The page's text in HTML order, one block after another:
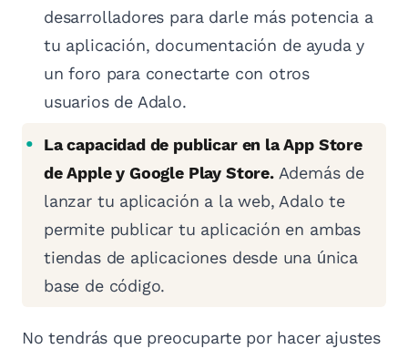
desarrolladores para darle más potencia a
tu aplicación, documentación de ayuda y
un foro para conectarte con otros
usuarios de Adalo.
La capacidad de publicar en la App Store
de Apple y Google Play Store.Además de
lanzar tu aplicación a la web, Adalo te
permite publicar tu aplicación en ambas
tiendas de aplicaciones desde una única
base de código.
No tendrás que preocuparte por hacer ajustes